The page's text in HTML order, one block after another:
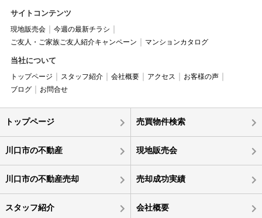
サイトコンテンツ
現地販売会
今週の最新チラシ
ご友人・ご家族ご友人紹介キャンペーン
マンションカタログ
当社について
トップページ スタッフ紹介 会社概要 アクセス
お客様の声
ブログ
お問合せ
トップページ 売買物件検索
川口市の不動産 現地販売会
川口市の不動産売却 売却成功実績
スタッフ紹介 会社概要